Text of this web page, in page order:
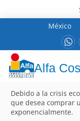
México
Alfa
Debido a la crisis
que desea comprar
exponencialmente.